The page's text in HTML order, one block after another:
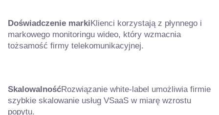
Doświadczenie markiKlienci korzystają z płynnego i
markowego monitoringu wideo, który wzmacnia
tożsamość firmy telekomunikacyjnej.
SkalowalnośćRozwiązanie white-label umożliwia firmie
szybkie skalowanie usług VSaaS w miarę wzrostu
popytu.